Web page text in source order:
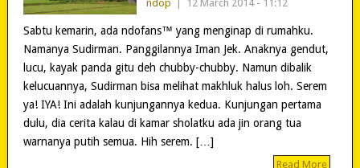
ndop 12 March 2014 - 11:12
Sabtu kemarin, ada ndofans™ yang menginap di rumahku.
Namanya Sudirman. Panggilannya Iman Jek. Anaknya gendut,
lucu, kayak panda gitu deh chubby-chubby. Namun dibalik
kelucuannya, Sudirman bisa melihat makhluk halus loh. Serem
ya! IYA! Ini adalah kunjungannya kedua. Kunjungan pertama
dulu, dia cerita kalau di kamar sholatku ada jin orang tua
warnanya putih semua. Hih serem. […]
Read More